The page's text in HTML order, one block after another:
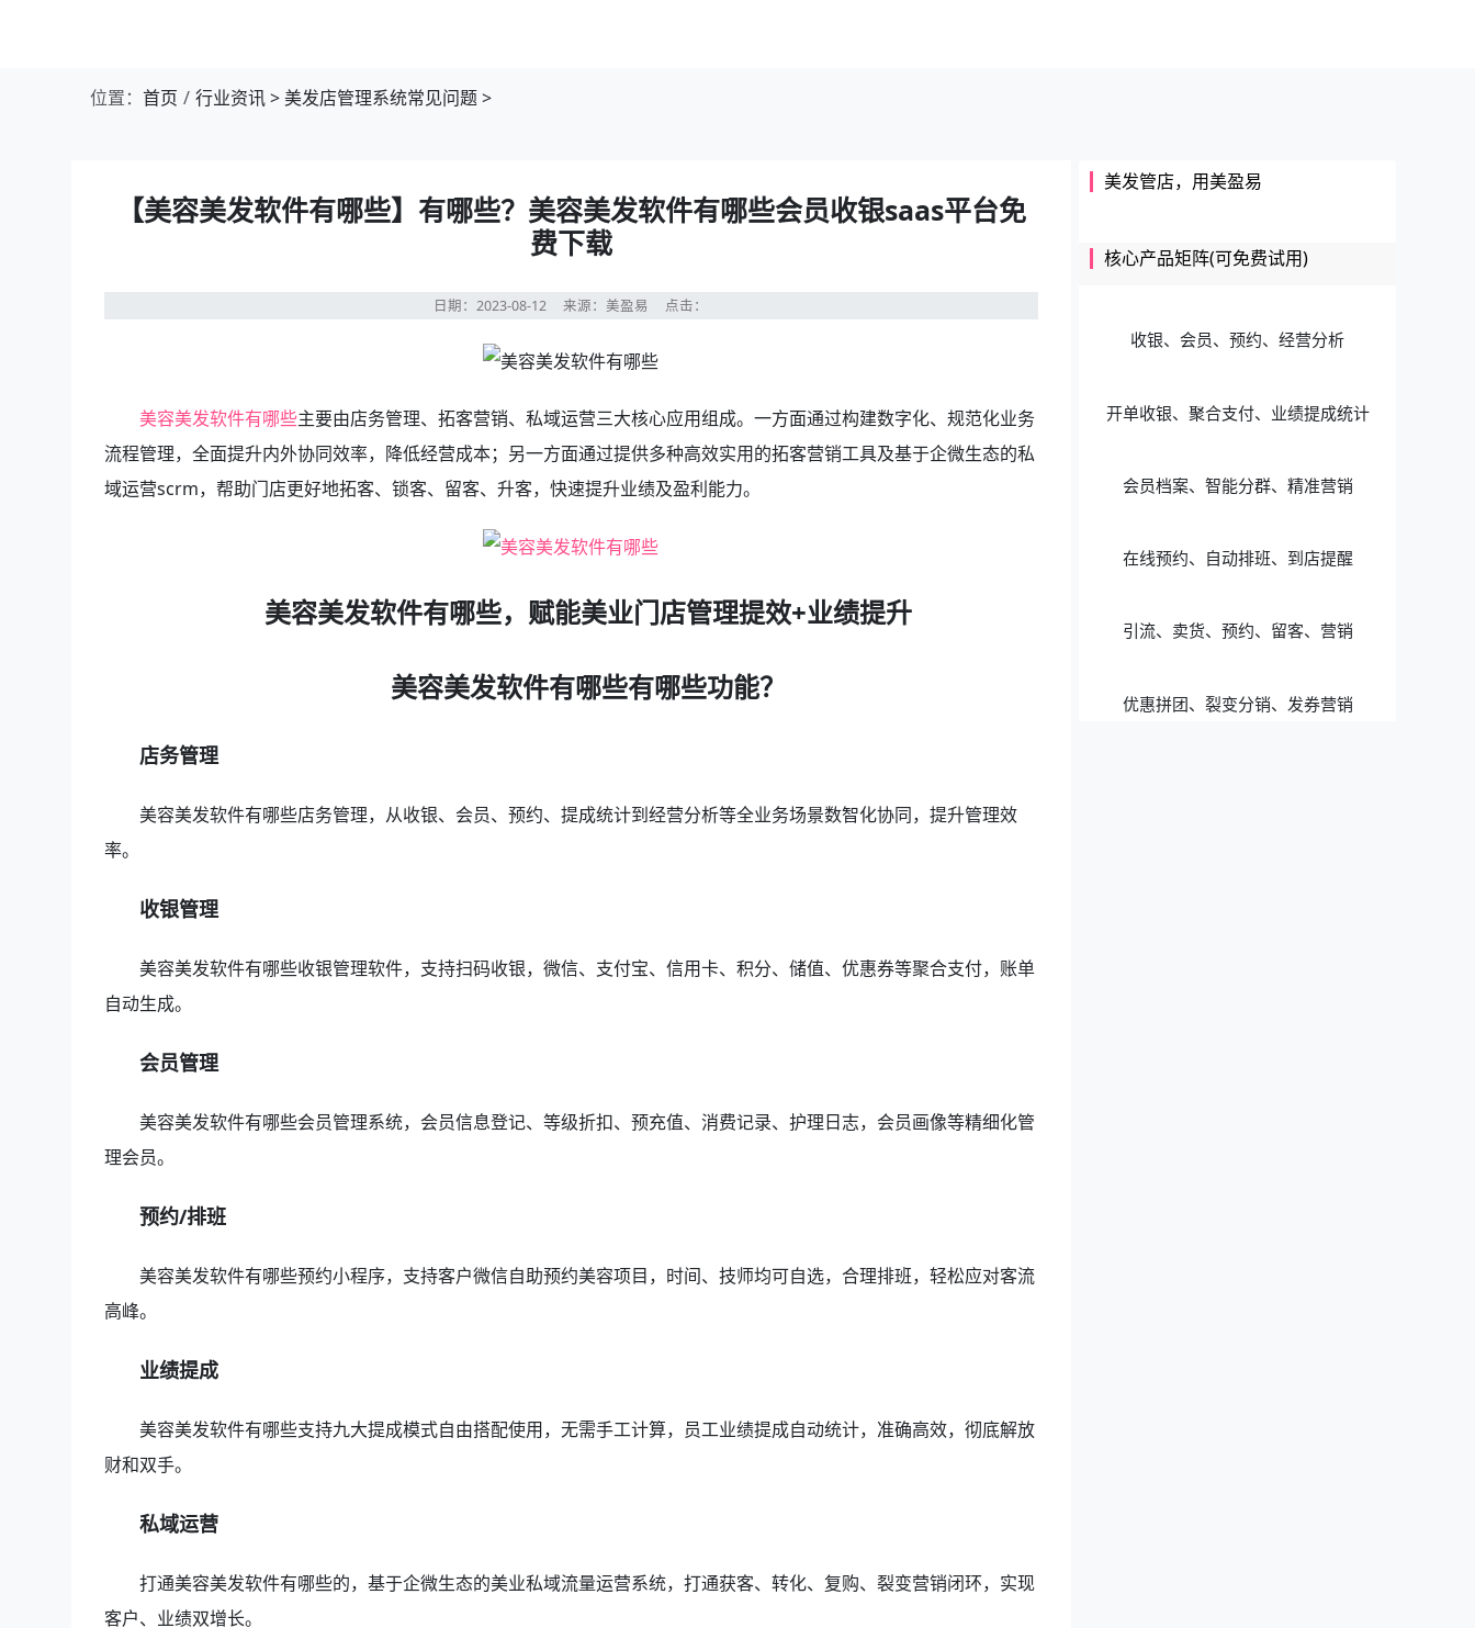
位置： 首页 行业资讯>美发店管理系统常见问题>
【美容美发软件有哪些】有哪些？美容美发软件有哪些会员收银saas平台免
费下载
日期：2023-08-12来源：美盈易 点击：
美容美发软件有哪些主要由店务管理、拓客营销、私域运营三大核心应用组成。一方面通过构建数字化、规范化业务
流程管理，全面提升内外协同效率，降低经营成本；另一方面通过提供多种高效实用的拓客营销工具及基于企微生态的私
域运营scrm，帮助门店更好地拓客、锁客、留客、升客，快速提升业绩及盈利能力。
美容美发软件有哪些，赋能美业门店管理提效+业绩提升
美容美发软件有哪些有哪些功能？
店务管理
美容美发软件有哪些店务管理，从收银、会员、预约、提成统计到经营分析等全业务场景数智化协同，提升管理效
率。
收银管理
美容美发软件有哪些收银管理软件，支持扫码收银，微信、支付宝、信用卡、积分、储值、优惠券等聚合支付，账单
自动生成。
会员管理
美容美发软件有哪些会员管理系统，会员信息登记、等级折扣、预充值、消费记录、护理日志，会员画像等精细化管
理会员。
预约/排班
美容美发软件有哪些预约小程序，支持客户微信自助预约美容项目，时间、技师均可自选，合理排班，轻松应对客流
高峰。
业绩提成
美容美发软件有哪些支持九大提成模式自由搭配使用，无需手工计算，员工业绩提成自动统计，准确高效，彻底解放
财和双手。
私域运营
打通美容美发软件有哪些的，基于企微生态的美业私域流量运营系统，打通获客、转化、复购、裂变营销闭环，实现
客户、业绩双增长。
美发管店，用美盈易
核心产品矩阵(可免费试用)
收银、会员、预约、经营分析
开单收银、聚合支付、业绩提成统计
会员档案、智能分群、精准营销
在线预约、自动排班、到店提醒
引流、卖货、预约、留客、营销
优惠拼团、裂变分销、发券营销